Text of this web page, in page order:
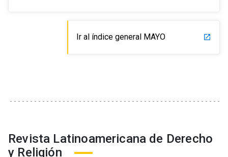
Ir al índice general MAYO launch
Revista Latinoamericana de Derecho
y Religión